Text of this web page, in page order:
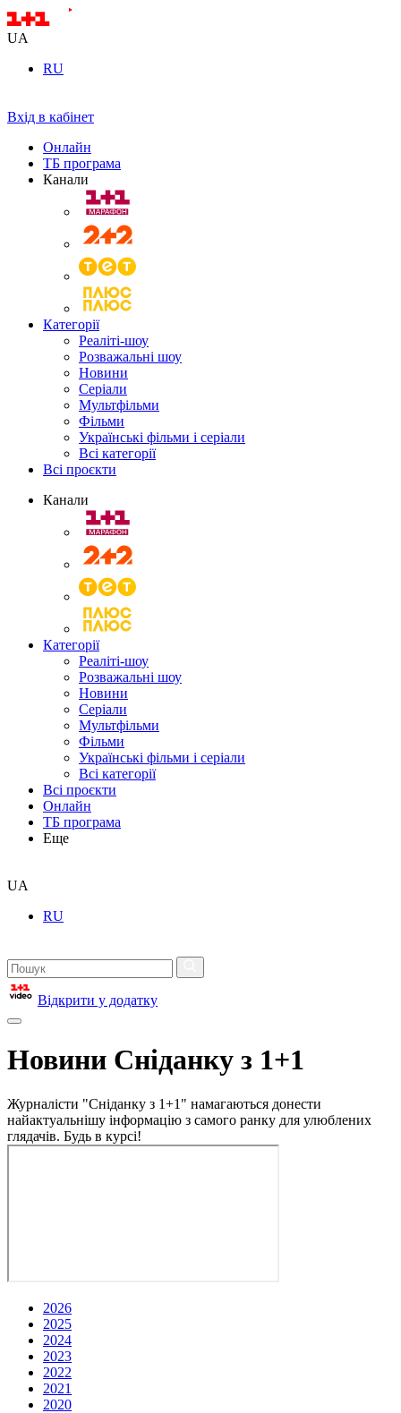
UA
RU
Вхід в кабінет
Онлайн
ТБ програма
Канали
Категорії
Реаліті-шоу
Розважальні шоу
Новини
Серіали
Мультфільми
Фільми
Українські фільми і серіали
Всі категорії
Всі проєкти
Канали
Категорії
Реаліті-шоу
Розважальні шоу
Новини
Серіали
Мультфільми
Фільми
Українські фільми і серіали
Всі категорії
Всі проєкти
Онлайн
ТБ програма
Еще
UA
RU
Відкрити у додатку
Новини Сніданку з 1+1
Журналісти "Сніданку з 1+1" намагаються донести
найактуальнішу інформацію з самого ранку для улюблених
глядачів. Будь в курсі!
2026
2025
2024
2023
2022
2021
2020